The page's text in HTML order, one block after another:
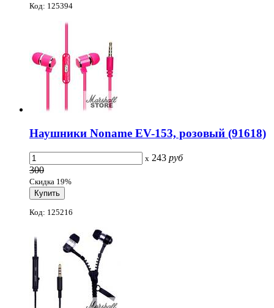
Код: 125394
Наушники Noname EV-153, розовый (91618)
x 243 руб
300
Скидка 19%
Код: 125216